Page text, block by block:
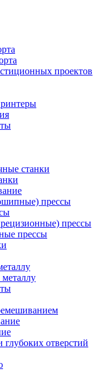
проектов
станки
прессы
прессы
прессы
глубоких отверстий